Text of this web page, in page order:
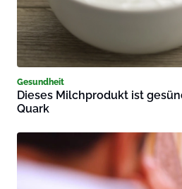
Gesundheit
Dieses Milchprodukt ist
Quark